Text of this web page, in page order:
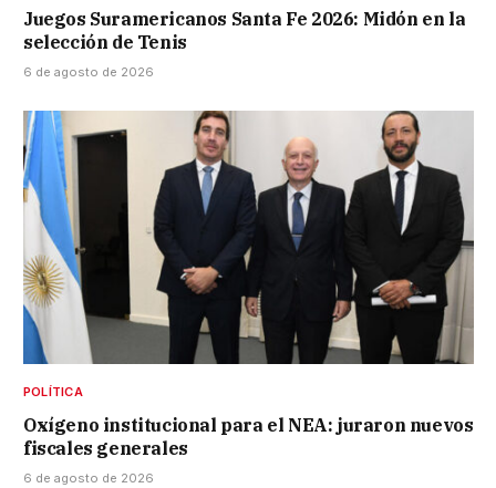
Juegos Suramericanos Santa Fe 2026: Midón en la
selección de Tenis
6 de agosto de 2026
POLÍTICA
Oxígeno institucional para el NEA: juraron nuevos
fiscales generales
6 de agosto de 2026